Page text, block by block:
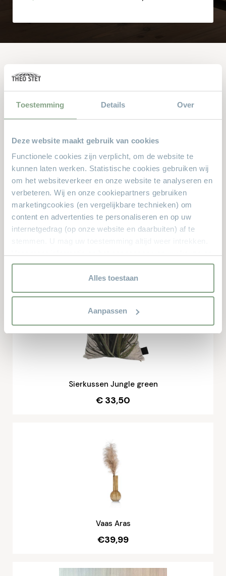
Toestemming Details Over
Deze website maakt gebruik van cookies
Functionele cookies zijn verplicht, om de website te
kunnen laten werken. Statistische cookies gebruiken wij
om het websiteverkeer en onze website te analyseren en
verbeteren. Wij en onze cookiepartners gebruiken
marketingcookies (en vergelijkbare technieken) om
content en advertenties te personaliseren en op uw
internetgedrag (op onze website en daarbuiten) af te
onze website verwijzen wij u naar onze
Alles toestaan
Aanpassen
Andere bekeken ook
Dit zijn de producten waar anderen naar zochten. Zit er iets
leuks voor u bij?
€ 135.-
Sierkussen Jungle green
€ 33,50
Vaas Aras
€39,99